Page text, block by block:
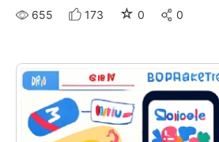
655 173 ☆ 0 0